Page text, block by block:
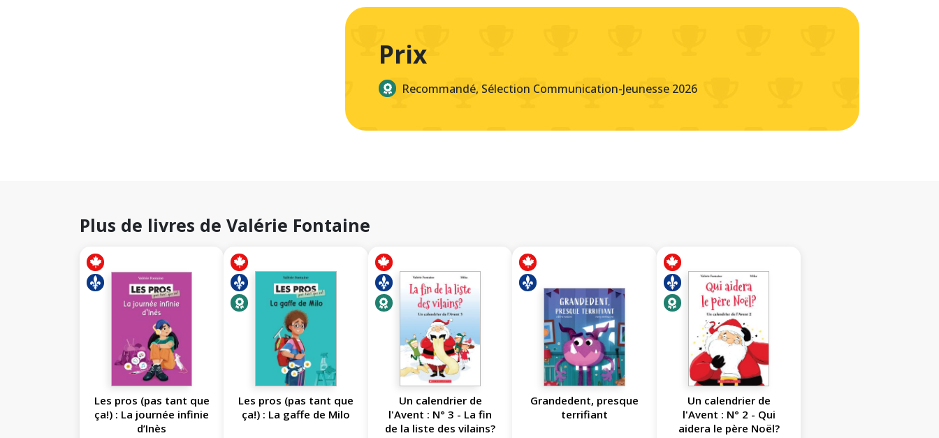
Prix
Recommandé, Sélection Communication-Jeunesse 2026
Plus de livres de Valérie Fontaine
Les pros (pas tant que
ça!) : La journée infinie
d’Inès
Les pros (pas tant que
ça!) : La gaffe de Milo
Un calendrier de
l'Avent : N° 3 - La fin
de la liste des vilains?
Grandedent, presque
terrifiant
Un calendrier de
l'Avent : N° 2 - Qui
aidera le père Noël?